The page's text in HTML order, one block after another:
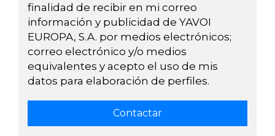
finalidad de recibir en mi correo
información y publicidad de YAVOI
EUROPA, S.A. por medios electrónicos;
correo electrónico y/o medios
equivalentes y acepto el uso de mis
datos para elaboración de perfiles.